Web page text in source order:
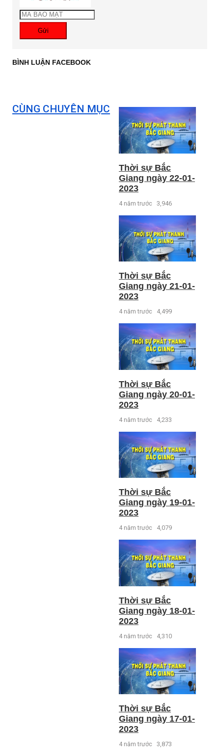
Gửi
BÌNH LUẬN FACEBOOK
CÙNG CHUYÊN MỤC
Thời sự Bắc
Giang ngày 22-01-
2023
4 năm trước 3,946
Thời sự Bắc
Giang ngày 21-01-
2023
4 năm trước 4,499
Thời sự Bắc
Giang ngày 20-01-
2023
4 năm trước 4,233
Thời sự Bắc
Giang ngày 19-01-
2023
4 năm trước 4,079
Thời sự Bắc
Giang ngày 18-01-
2023
4 năm trước 4,310
Thời sự Bắc
Giang ngày 17-01-
2023
4 năm trước 3,873